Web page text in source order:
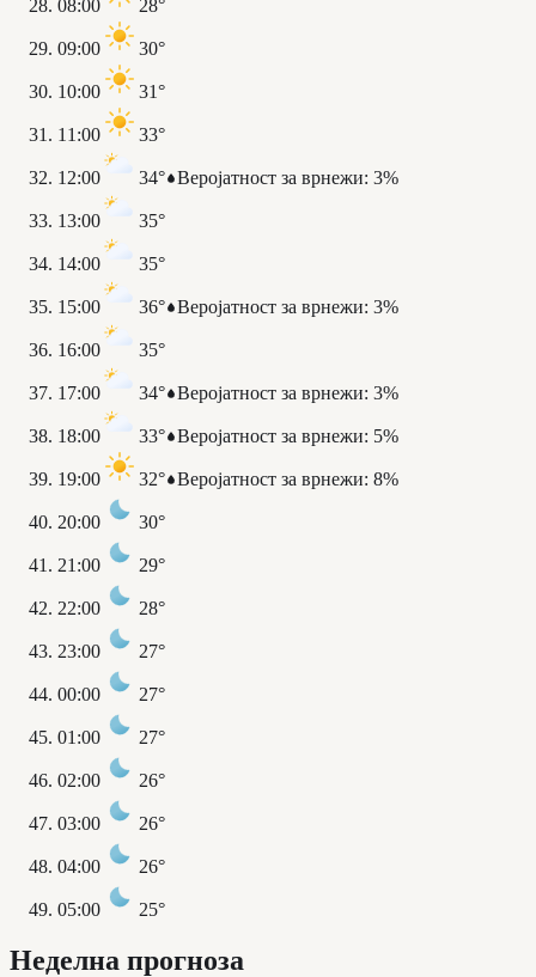
08:00 28°
09:00 30°
10:00 31°
11:00 33°
12:00 34° Веројатност за врнежи: 3%
13:00 35°
14:00 35°
15:00 36° Веројатност за врнежи: 3%
16:00 35°
17:00 34° Веројатност за врнежи: 3%
18:00 33° Веројатност за врнежи: 5%
19:00 32° Веројатност за врнежи: 8%
20:00 30°
21:00 29°
22:00 28°
23:00 27°
00:00 27°
01:00 27°
02:00 26°
03:00 26°
04:00 26°
05:00 25°
Неделна прогноза